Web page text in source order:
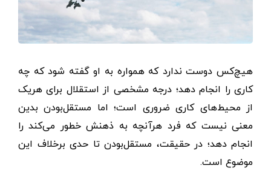
هیچ‌کس دوست ندارد که همواره به او گفته شود که چه
کاری را انجام دهد؛ درجه مشخصی از استقلال برای هریک
از محیط‌های کاری ضروری است؛ اما مستقل‌بودن بدین
معنی نیست که فرد هرآنچه به ذهنش خطور می‌کند را
انجام دهد؛ در حقیقت، مستقل‌بودن تا حدی برخلاف این
موضوع است.